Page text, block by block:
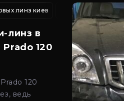
фар киев регулировка
линз киев профилактика led
линз в
120
120
ведь